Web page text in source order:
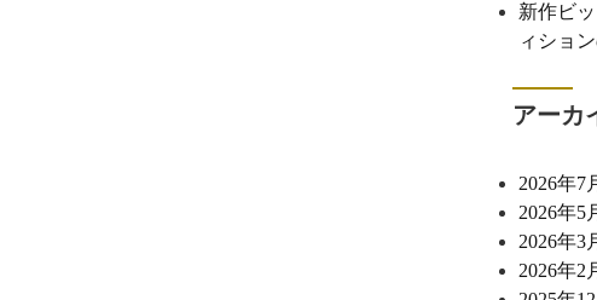
新作ビ
ィショ
アーカ
2026年7
2026年5
2026年3
2026年2